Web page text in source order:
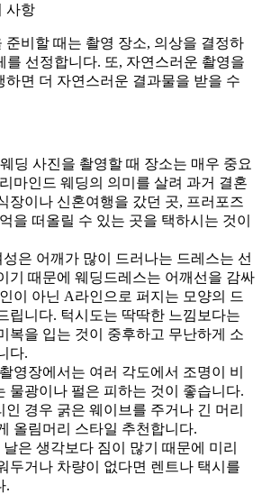
사항
준비할 때는 촬영 장소, 의상을 결정하
를 선정합니다. 또, 자연스러운 촬영을
하면 더 자연스러운 결과물을 받을 수
딩 사진을 촬영할 때 장소는 매우 중요
마인드 웨딩의 의미를 살려 과거 결혼
장이나 신혼여행을 갔던 곳, 프러포즈
을 떠올릴 수 있는 곳을 택하시는 것이
성은 어깨가 많이 드러나는 드레스는 선
기 때문에 웨딩드레스는 어깨선을 감싸
이 아닌 A라인으로 퍼지는 모양의 드
립니다. 턱시도는 딱딱한 느낌보다는
복을 입는 것이 중후하고 무난하게 소
다.
영장에서는 여러 각도에서 조명이 비
물광이나 펄은 피하는 것이 좋습니다.
경우 굵은 웨이브를 주거나 긴 머리
올림머리 스타일 추천합니다.
날은 생각보다 짐이 많기 때문에 미리
두거나 차량이 없다면 렌트나 택시를
.